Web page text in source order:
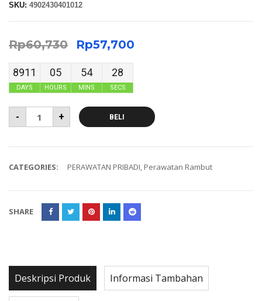
SKU: 4902430401012
Rp60,730 Rp57,700
8911
DAYS
05
HOURS
54
MINS
27
SECS
- + BELI
CATEGORIES: PERAWATAN PRIBADI, Perawatan Rambut
SHARE
Deskripsi Produk Informasi Tambahan